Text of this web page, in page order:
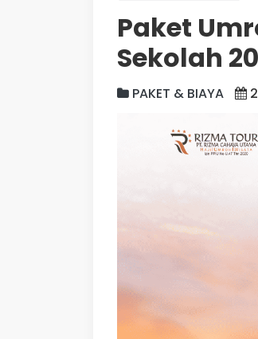
Paket
Sekolah
PAKET & BIAYA